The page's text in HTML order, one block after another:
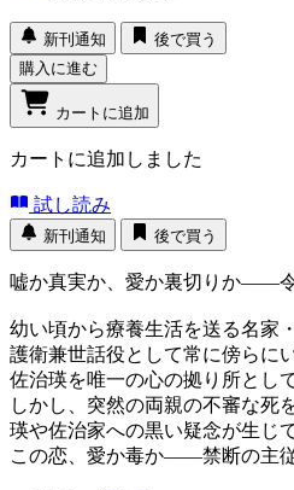
新刊通知
後で買う
購入に進む
カートに追加
カートに追加しました
試し読み
新刊通知 後で買う
嘘か真実か、愛か裏切りか――
幼い頃から療養生活を送る名家
護衛兼世話役として常に傍らに
佐治瑛を唯一の心の拠り所とし
しかし、突然の両親の不審な死
瑛や佐治家への黒い疑念が生じ
この恋、愛か毒か――禁断の主従